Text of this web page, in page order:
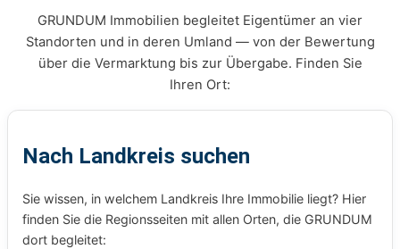
GRUNDUM Immobilien begleitet Eigentümer an vier
Standorten und in deren Umland — von der Bewertung
über die Vermarktung bis zur Übergabe. Finden Sie
Ihren Ort:
Nach Landkreis suchen
Sie wissen, in welchem Landkreis Ihre Immobilie liegt? Hier
finden Sie die Regionsseiten mit allen Orten, die GRUNDUM
dort begleitet: